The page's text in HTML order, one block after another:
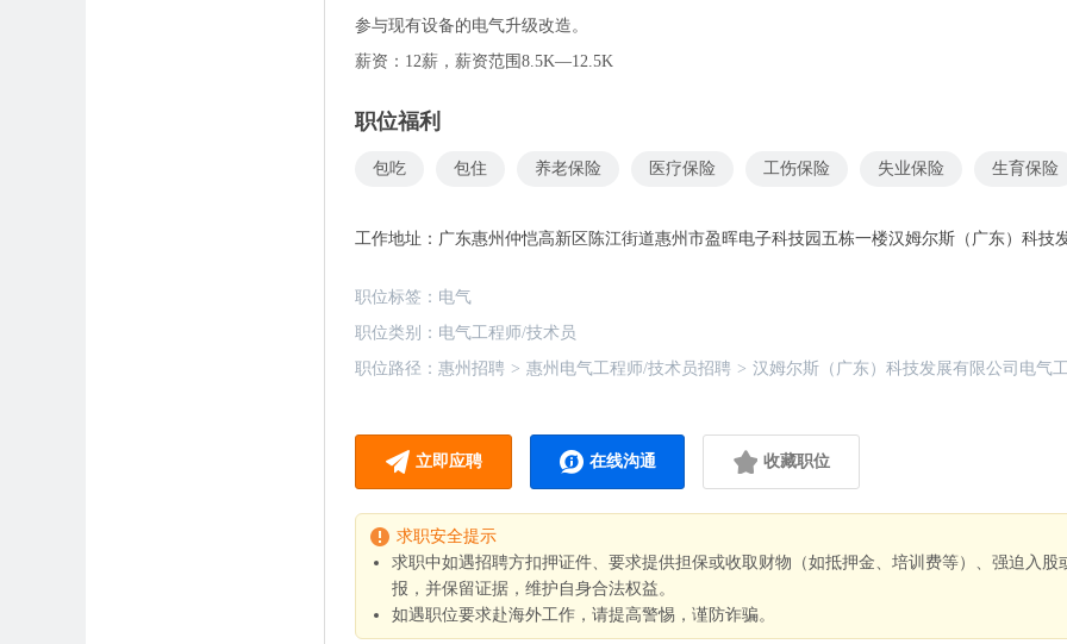
参与现有设备的电气升级改造。
薪资：12薪，薪资范围8.5K—12.5K
职位福利
包吃 包住 养老保险 医疗保险 工伤保险 失业保险 生育保险
工作地址： 广东惠州仲恺高新区陈江街道惠州市盈晖电子科技园五栋一楼汉姆尔斯（广东）科技
职位标签： 电气
职位类别： 电气工程师/技术员
职位路径： 惠州招聘 > 惠州电气工程师/技术员招聘 > 汉姆尔斯（广东）科技发展有限公司电气
立即应聘 在线沟通 收藏职位
求职安全提示
求职中如遇招聘方扣押证件、要求提供担保或收取财物（如抵押金、培训费等）、强迫入
报，并保留证据，维护自身合法权益。
如遇职位要求赴海外工作，请提高警惕，谨防诈骗。